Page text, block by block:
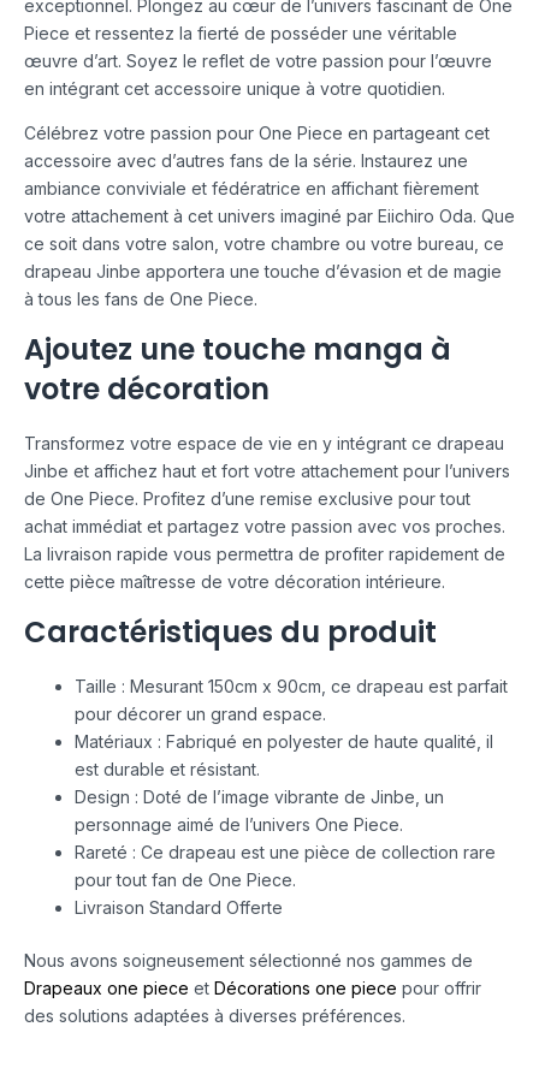
exceptionnel. Plongez au cœur de l’univers fascinant de One
Piece et ressentez la fierté de posséder une véritable
œuvre d’art. Soyez le reflet de votre passion pour l’œuvre
en intégrant cet accessoire unique à votre quotidien.
Célébrez votre passion pour One Piece en partageant cet
accessoire avec d’autres fans de la série. Instaurez une
ambiance conviviale et fédératrice en affichant fièrement
votre attachement à cet univers imaginé par Eiichiro Oda. Que
ce soit dans votre salon, votre chambre ou votre bureau, ce
drapeau Jinbe apportera une touche d’évasion et de magie
à tous les fans de One Piece.
Ajoutez une touche manga à
votre décoration
Transformez votre espace de vie en y intégrant ce drapeau
Jinbe et affichez haut et fort votre attachement pour l’univers
de One Piece. Profitez d’une remise exclusive pour tout
achat immédiat et partagez votre passion avec vos proches.
La livraison rapide vous permettra de profiter rapidement de
cette pièce maîtresse de votre décoration intérieure.
Caractéristiques du produit
Taille : Mesurant 150cm x 90cm, ce drapeau est parfait
pour décorer un grand espace.
Matériaux : Fabriqué en polyester de haute qualité, il
est durable et résistant.
Design : Doté de l’image vibrante de Jinbe, un
personnage aimé de l’univers One Piece.
Rareté : Ce drapeau est une pièce de collection rare
pour tout fan de One Piece.
Livraison Standard Offerte
Nous avons soigneusement sélectionné nos gammes de
Drapeaux one piece et Décorations one piece pour offrir
des solutions adaptées à diverses préférences.